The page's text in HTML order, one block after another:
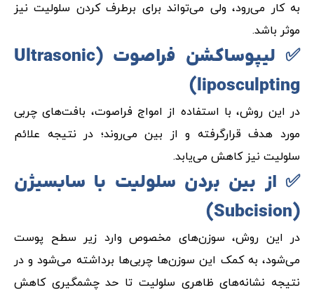
به کار می‌رود، ولی می‌تواند برای برطرف کردن سلولیت نیز
موثر باشد.
✅ لیپوساکشن فراصوت (Ultrasonic
liposculpting
)
در این روش، با استفاده از امواج فراصوت، بافت‌های چربی
مورد هدف قرارگرفته و از بین می‌روند؛ در نتیجه علائم
سلولیت نیز کاهش می‌یابد.
✅ از بین بردن سلولیت با سابسیژن
(
Subcision
)
در این روش، سوزن‌های مخصوص وارد زیر سطح پوست
می‌شود، به کمک این سوزن‌ها چربی‌ها برداشته می‌شود و در
نتیجه نشانه‌های ظاهری سلولیت تا حد چشمگیری کاهش